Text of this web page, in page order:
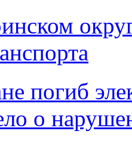
погиб
о